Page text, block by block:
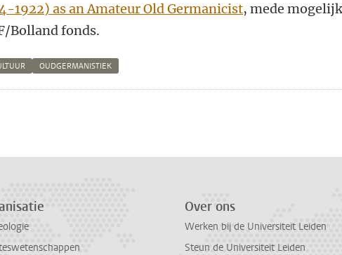
1922) as an Amateur Old Germanicist, mede
Bolland fonds.
OUDGERMANISTIEK
via Mastodon
Over ons
Werken bij de Universiteit Leiden
Steun de Universiteit Leiden